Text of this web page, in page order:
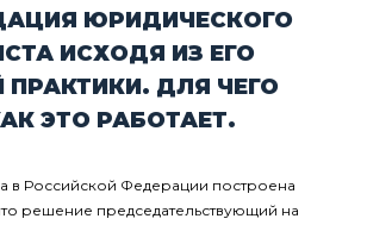
ЮРИДИЧЕСКОГО
ИСХОДЯ ИЗ ЕГО
ПРАКТИКИ. ДЛЯ ЧЕГО
ЭТО РАБОТАЕТ.
в Российской Федерации построена
решение председательствующий на